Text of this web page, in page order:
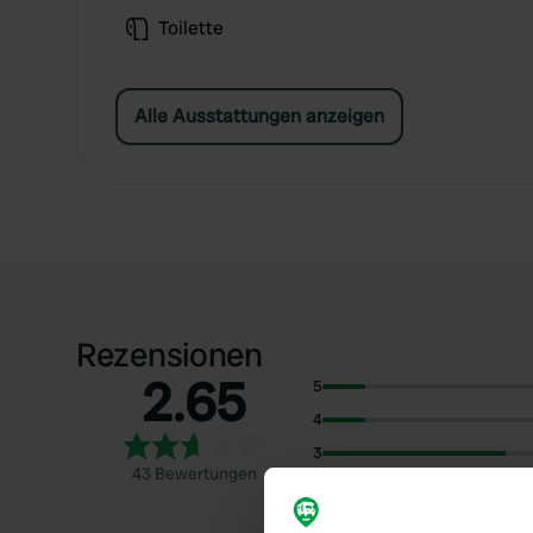
Toilette
Alle Ausstattungen anzeigen
Rezensionen
2.65
43 Bewertungen
5
4
3
1